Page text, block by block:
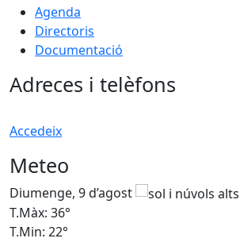
Agenda
Directoris
Documentació
Adreces i telèfons
Accedeix
Meteo
Diumenge, 9 d’agost
T.Màx: 36°
T.Min: 22°